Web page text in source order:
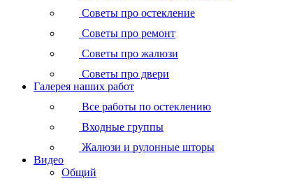
Советы про остекление
Советы про ремонт
Советы про жалюзи
Советы про двери
Галерея наших работ
Все работы по остеклению
Входные группы
Жалюзи и рулонные шторы
Видео
Общий